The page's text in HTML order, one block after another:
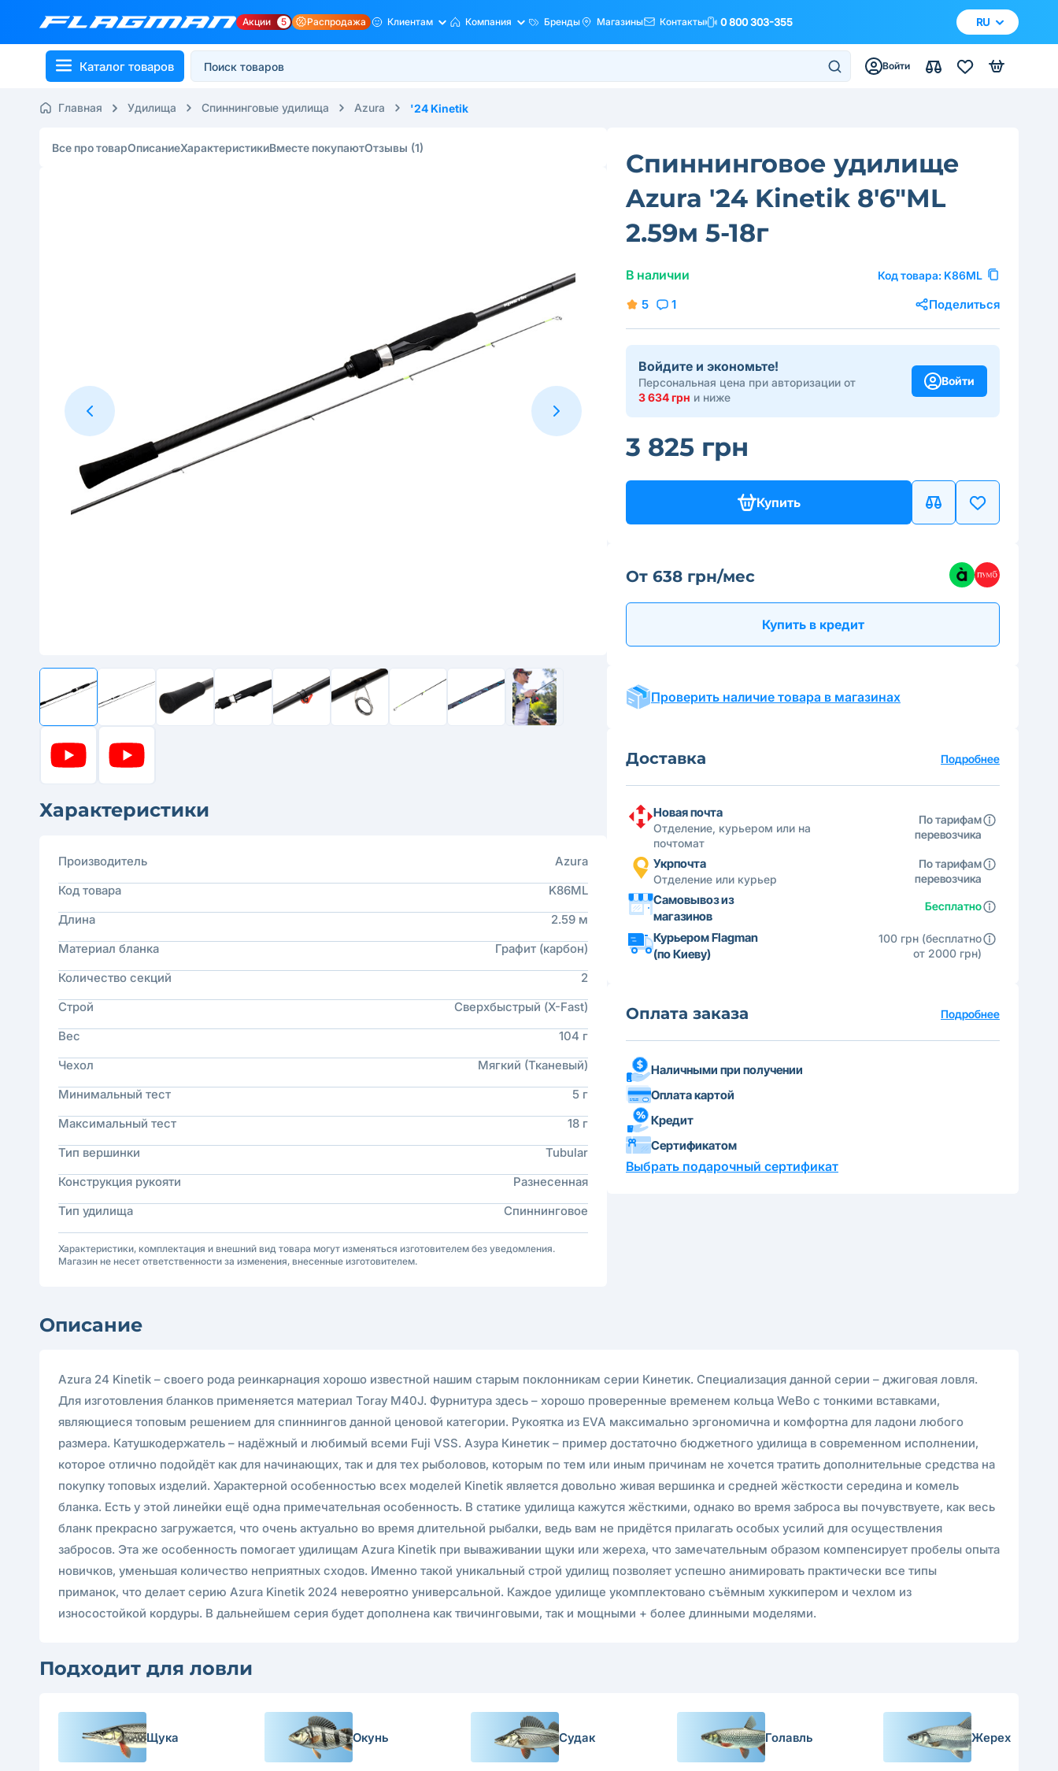
Акции 5 Распродажа Клиентам Компания Бренды Магазины Контакты 0 800 303-355 RU
Каталог товаров Войти
Главная Удилища Спиннинговые удилища Azura '24 Kinetik
Все про товарОписаниеХарактеристикиВместе покупаютОтзывы (1)
Характеристики
Производитель
Azura
Код товара
K86ML
Длина
2.59 м
Материал бланка
Графит (карбон)
Количество секций
2
Строй
Сверхбыстрый (X-Fast)
Вес
104 г
Чехол
Мягкий (Тканевый)
Минимальный тест
5 г
Максимальный тест
18 г
Тип вершинки
Tubular
Конструкция рукояти
Разнесенная
Тип удилища
Спиннинговое
Характеристики, комплектация и внешний вид товара могут изменяться изготовителем без уведомления.
Магазин не несет ответственности за изменения, внесенные изготовителем.
Спиннинговое удилище
Azura '24 Kinetik 8'6"ML
2.59м 5-18г
В наличии Код товара: K86ML
5 1 Поделиться
Войдите и экономьте!
Персональная цена при авторизации от
3 634 грн и ниже
Войти
3 825 грн
Купить
От 638 грн/мес
Купить в кредит
Проверить наличие товара в магазинах
Доставка Подробнее
Новая почта
Отделение, курьером или на
почтомат
По тарифам
перевозчика
Укрпочта
Отделение или курьер
По тарифам
перевозчика
Самовывоз из
магазинов
Бесплатно
Курьером Flagman
(по Киеву)
100 грн (бесплатно
от 2000 грн)
Оплата заказа Подробнее
Наличными при получении
Оплата картой
Кредит
Сертификатом
Выбрать подарочный сертификат
Описание
Azura 24 Kinetik – своего рода реинкарнация хорошо известной нашим старым поклонникам серии Кинетик. Специализация данной серии – джиговая ловля.
Для изготовления бланков применяется материал Toray M40J. Фурнитура здесь – хорошо проверенные временем кольца WeBo с тонкими вставками,
являющиеся топовым решением для спиннингов данной ценовой категории. Рукоятка из EVA максимально эргономична и комфортна для ладони любого
размера. Катушкодержатель – надёжный и любимый всеми Fuji VSS. Азура Кинетик – пример достаточно бюджетного удилища в современном исполнении,
которое отлично подойдёт как для начинающих, так и для тех рыболовов, которым по тем или иным причинам не хочется тратить дополнительные средства на
покупку топовых изделий. Характерной особенностью всех моделей Kinetik является довольно живая вершинка и средней жёсткости середина и комель
бланка. Есть у этой линейки ещё одна примечательная особенность. В статике удилища кажутся жёсткими, однако во время заброса вы почувствуете, как весь
бланк прекрасно загружается, что очень актуально во время длительной рыбалки, ведь вам не придётся прилагать особых усилий для осуществления
забросов. Эта же особенность помогает удилищам Azura Kinetik при вываживании щуки или жереха, что замечательным образом компенсирует пробелы опыта
новичков, уменьшая количество неприятных сходов. Именно такой уникальный строй удилищ позволяет успешно анимировать практически все типы
приманок, что делает серию Azura Kinetik 2024 невероятно универсальной. Каждое удилище укомплектовано съёмным хуккипером и чехлом из
износостойкой кордуры. В дальнейшем серия будет дополнена как твичинговыми, так и мощными + более длинными моделями.
Подходит для ловли
Щука Окунь Судак Голавль Жерех